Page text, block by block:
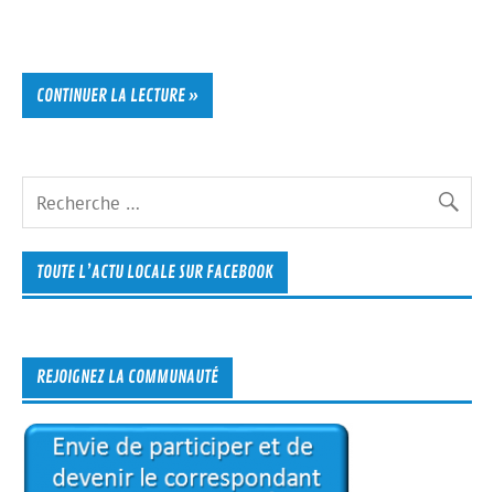
CONTINUER LA LECTURE »
TOUTE L’ACTU LOCALE SUR FACEBOOK
REJOIGNEZ LA COMMUNAUTÉ